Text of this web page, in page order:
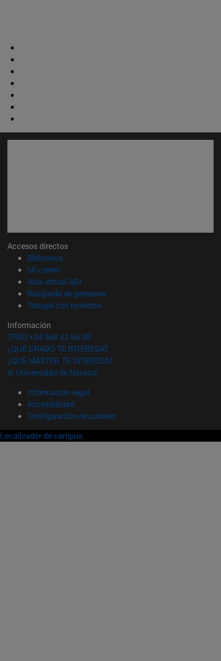
Accesos directos
Biblioteca
Mi correo(abre en nueva ventana)
Aula virtual ADI
Búsqueda de personas(abre en nueva ventana)
Trabaja con nosotros(abre en nueva ventana)
Información
TFNO +34 948 42 56 00
¿QUÉ GRADO TE INTERESA?
¿QUÉ MÁSTER TE INTERESA?
© Universidad de Navarra
Información legal
Accesibilidad
Configuración de cookies
Localizador de campus